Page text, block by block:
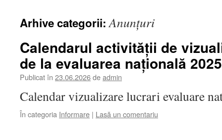
Arhive categorii:Anunțuri
Calendarul activității de
de la evaluarea națională
Publicat în 23.06.2026deadmin
Calendar vizualizare lucrari evaluare
În categoria Informare | Lasă un comentariu